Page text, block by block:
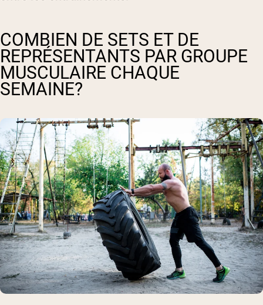
COMBIEN DE SETS ET DE
REPRÉSENTANTS PAR GROUPE
MUSCULAIRE CHAQUE
SEMAINE?